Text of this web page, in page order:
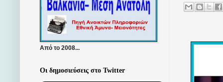
Από το 2008...
Οι δημοσιεύσεις στο Twitter